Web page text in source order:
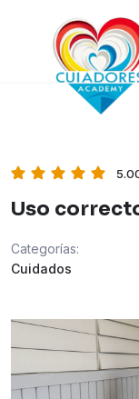
contenido
Uso
Categorías:
Cuidados